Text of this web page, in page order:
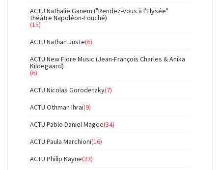
ACTU Nathalie Ganem ("Rendez-vous à l'Elysée"
théâtre Napoléon-Fouché)
(15)
ACTU Nathan Juste(6)
ACTU New Flore Music (Jean-François Charles & Anika
Kildegaard)
(6)
ACTU Nicolas Gorodetzky(7)
ACTU Othman Ihraï(9)
ACTU Pablo Daniel Magee(34)
ACTU Paula Marchioni(16)
ACTU Philip Kayne(23)